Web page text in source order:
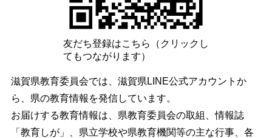
友だち登録はこちら（クリックし
てもつながります）
滋賀県教育委員会では、滋賀県LINE公式アカウントか
ら、県の教育情報を発信しています。
お届けする教育情報は、県教育委員会の取組、情報誌
「教育しが」、県立学校や県教育機関等の主な行事、各